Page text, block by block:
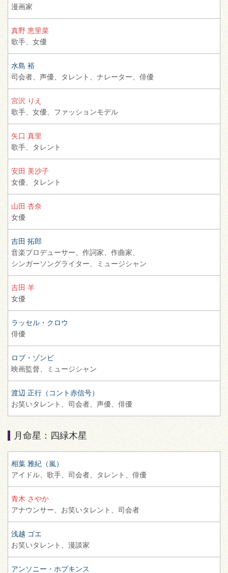
漫画家
真野 恵里菜
歌手、 女優
水島 裕
司会者、 声優、 タレント、 ナレーター、 俳優
宮沢 りえ
歌手、 女優、 ファッションモデル
矢口 真里
歌手、
タレント
安田 美沙子
女優、
タレント
山田 杏奈
女優
吉田 拓郎
音楽プロデューサー、 作詞家、 作曲家、
シンガーソングライター、
ミュージシャン
吉田 羊
女優
ラッセル・クロウ
俳優
ロブ・ゾンビ
映画監督、
ミュージシャン
渡辺 正行（コント赤信号）
お笑いタレント、 司会者、 声優、 俳優
月命星：四緑木星
相葉 雅紀（嵐）
アイドル、 歌手、 司会者、 タレント、 俳優
青木 さやか
アナウンサー、 お笑いタレント、 司会者
浅越 ゴエ
お笑いタレント、 漫談家
アンソニー・ホプキンス